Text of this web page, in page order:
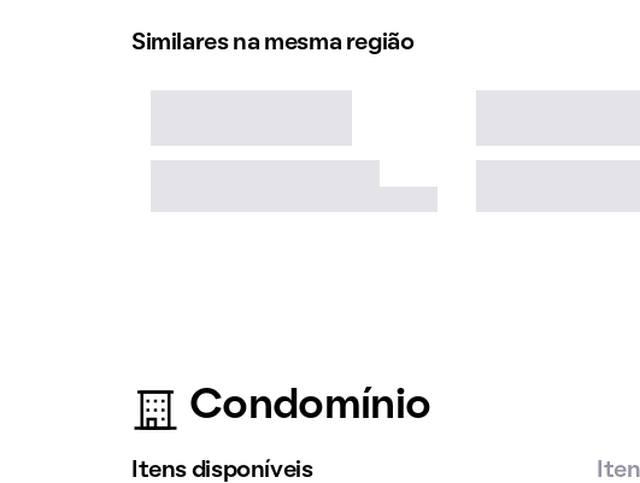
Similares na mesma região
Condomínio
Itens disponíveis